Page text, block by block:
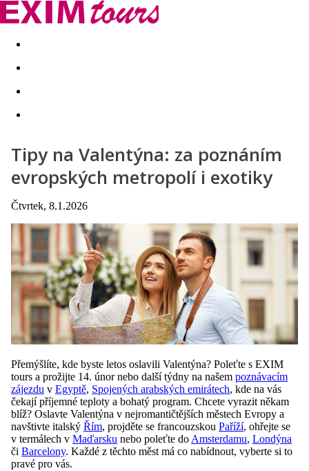
Akční nabídky Last minute
Tipy na Valentýna: za poznáním
evropských metropolí i exotiky
Čtvrtek, 8.1.2026
Přemýšlíte, kde byste letos oslavili Valentýna? Poleťte s EXIM
tours a prožijte 14. únor nebo další týdny na našem poznávacím
zájezdu v Egyptě, Spojených arabských emirátech, kde na vás
čekají příjemné teploty a bohatý program. Chcete vyrazit někam
blíž? Oslavte Valentýna v nejromantičtějších městech Evropy a
navštivte italský Řím, projděte se francouzskou Paříží, ohřejte se
v termálech v Maďarsku nebo poleťte do Amsterdamu, Londýna
či Barcelony. Každé z těchto měst má co nabídnout, vyberte si to
pravé pro vás.